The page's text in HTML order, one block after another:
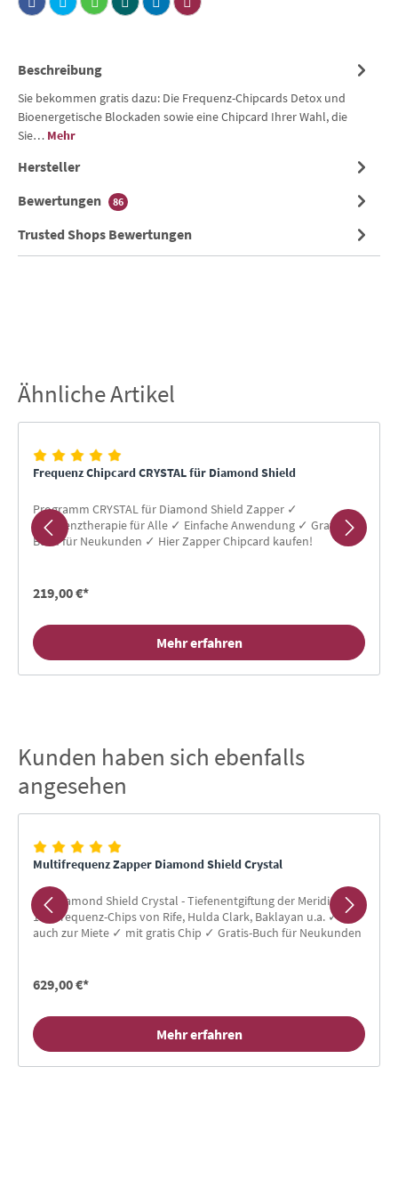
Beschreibung
Sie bekommen gratis dazu: Die Frequenz-Chipcards Detox und
Bioenergetische Blockaden sowie eine Chipcard Ihrer Wahl, die
Sie… Mehr
Hersteller
Bewertungen
86
Trusted Shops Bewertungen
Produktgalerie überspringen
Ähnliche Artikel
Frequenz Chipcard CRYSTAL für Diamond Shield
Programm CRYSTAL für Diamond Shield Zapper ✓
Frequenztherapie für Alle ✓ Einfache Anwendung ✓ Gratis-
Buch für Neukunden ✓ Hier Zapper Chipcard kaufen!
219,00 €*
Mehr erfahren
Produktgalerie überspringen
Kunden haben sich ebenfalls
angesehen
Multifrequenz Zapper Diamond Shield Crystal
Der Diamond Shield Crystal - Tiefenentgiftung der Meridiane ✓
150 Frequenz-Chips von Rife, Hulda Clark, Baklayan u.a. ✓
auch zur Miete ✓ mit gratis Chip ✓ Gratis-Buch für Neukunden
629,00 €*
Mehr erfahren